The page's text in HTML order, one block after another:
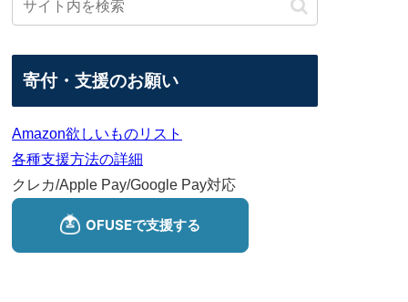
寄付・支援のお願い
Amazon欲しいものリスト
各種支援方法の詳細
クレカ/Apple Pay/Google Pay対応